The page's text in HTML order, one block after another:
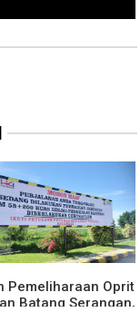
Pemeliharaan Oprit
Batang Serangan,